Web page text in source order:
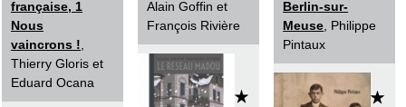
française, 1
Nous
vaincrons !
Thierry Gloris et
Eduard Ocana
Alain Goffin et
François Rivière
Berlin-sur-
Meuse , Philippe
Pintaux